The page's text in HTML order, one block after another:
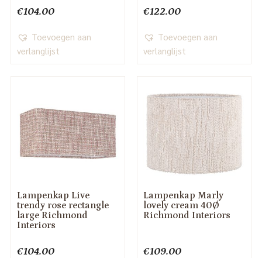
€104.00
Toevoegen aan
verlanglijst
€122.00
Toevoegen aan
verlanglijst
Lampenkap Live
trendy rose rectangle
large Richmond
Interiors
€104.00
Lampenkap Marly
lovely cream 40Ø
Richmond Interiors
€109.00